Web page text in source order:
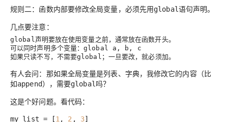
规则二：函数内部要修改全局变量，必须先用global语句声明。
几点要注意：
global 声明要放在使用变量之前，通常放在函数开头。
可以同时声明多个变量：global a, b, c
如果只读不写，不需要global ；一旦要改，就必须加。
有人会问：那如果全局变量是列表、字典，我修改它的内容（比
如append），需要global 吗？
这是个好问题。看代码：
my_list = [1 , 2 , 3]